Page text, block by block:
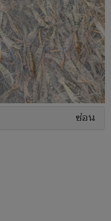
ซ่อน